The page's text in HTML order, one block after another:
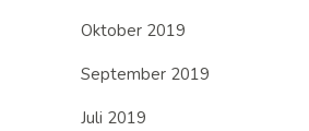
Oktober 2019
September 2019
Juli 2019